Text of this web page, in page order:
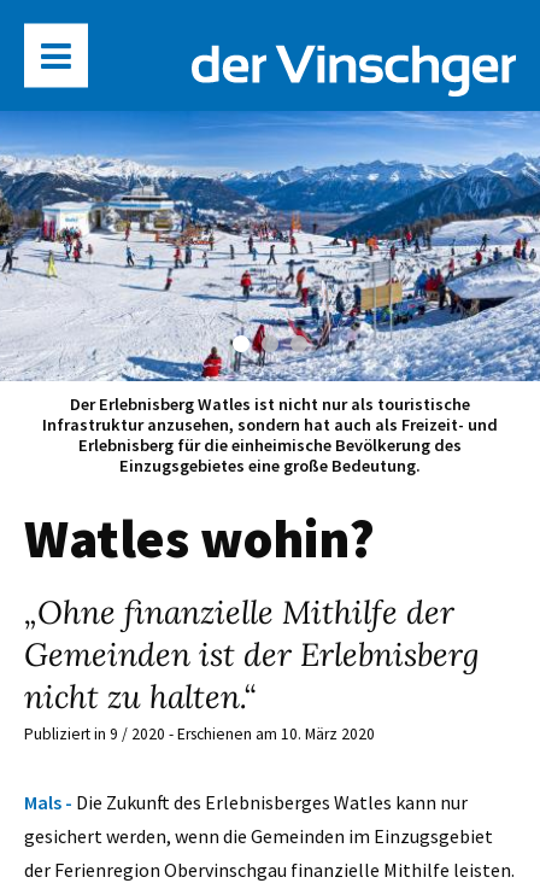
Der Erlebnisberg Watles ist nicht nur als touristische
Infrastruktur anzusehen, sondern hat auch als Freizeit- und
Erlebnisberg für die einheimische Bevölkerung des
Einzugsgebietes eine große Bedeutung.
Watles wohin?
„Ohne finanzielle Mithilfe der
Gemeinden ist der Erlebnisberg
nicht zu halten.“
Publiziert in 9 / 2020 - Erschienen am 10. März 2020
Mals - Die Zukunft des Erlebnisberges Watles kann nur
gesichert werden, wenn die Gemeinden im Einzugsgebiet
der Ferienregion Obervinschgau finanzielle Mithilfe leisten.